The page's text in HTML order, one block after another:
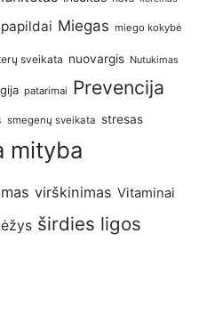
Miegas miego kokybė
sveikata nuovargis Nutukimas
patarimai Prevencija
smegenų sveikata stresas
mityba
virškinimas Vitaminai
širdies ligos